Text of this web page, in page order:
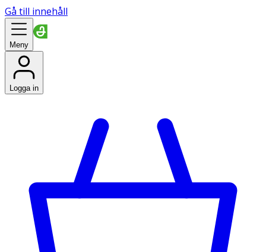
Gå till innehåll
Meny
Logga in